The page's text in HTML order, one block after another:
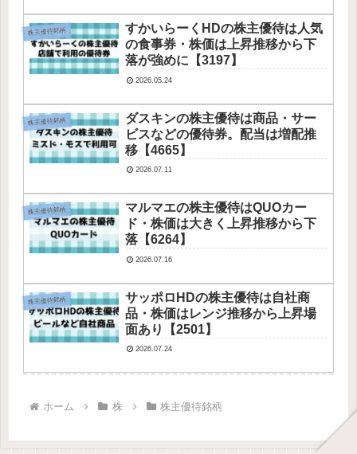
株主優待銘柄
すかいらーくHDの株主優待は人気
の食事券・株価は上昇推移から下
落が強めに【3197】
2026.05.24
株主優待銘柄
ダスキンの株主優待は商品・サー
ビスなどの優待券。配当は増配推
移【4665】
2026.07.11
株主優待銘柄
マルマエの株主優待はQUOカー
ド・株価は大きく上昇推移から下
落【6264】
2026.07.16
株主優待銘柄
サッポロHDの株主優待は自社商
品・株価はレンジ推移から上昇場
面あり【2501】
2026.07.24
ホーム 株 株主優待銘柄